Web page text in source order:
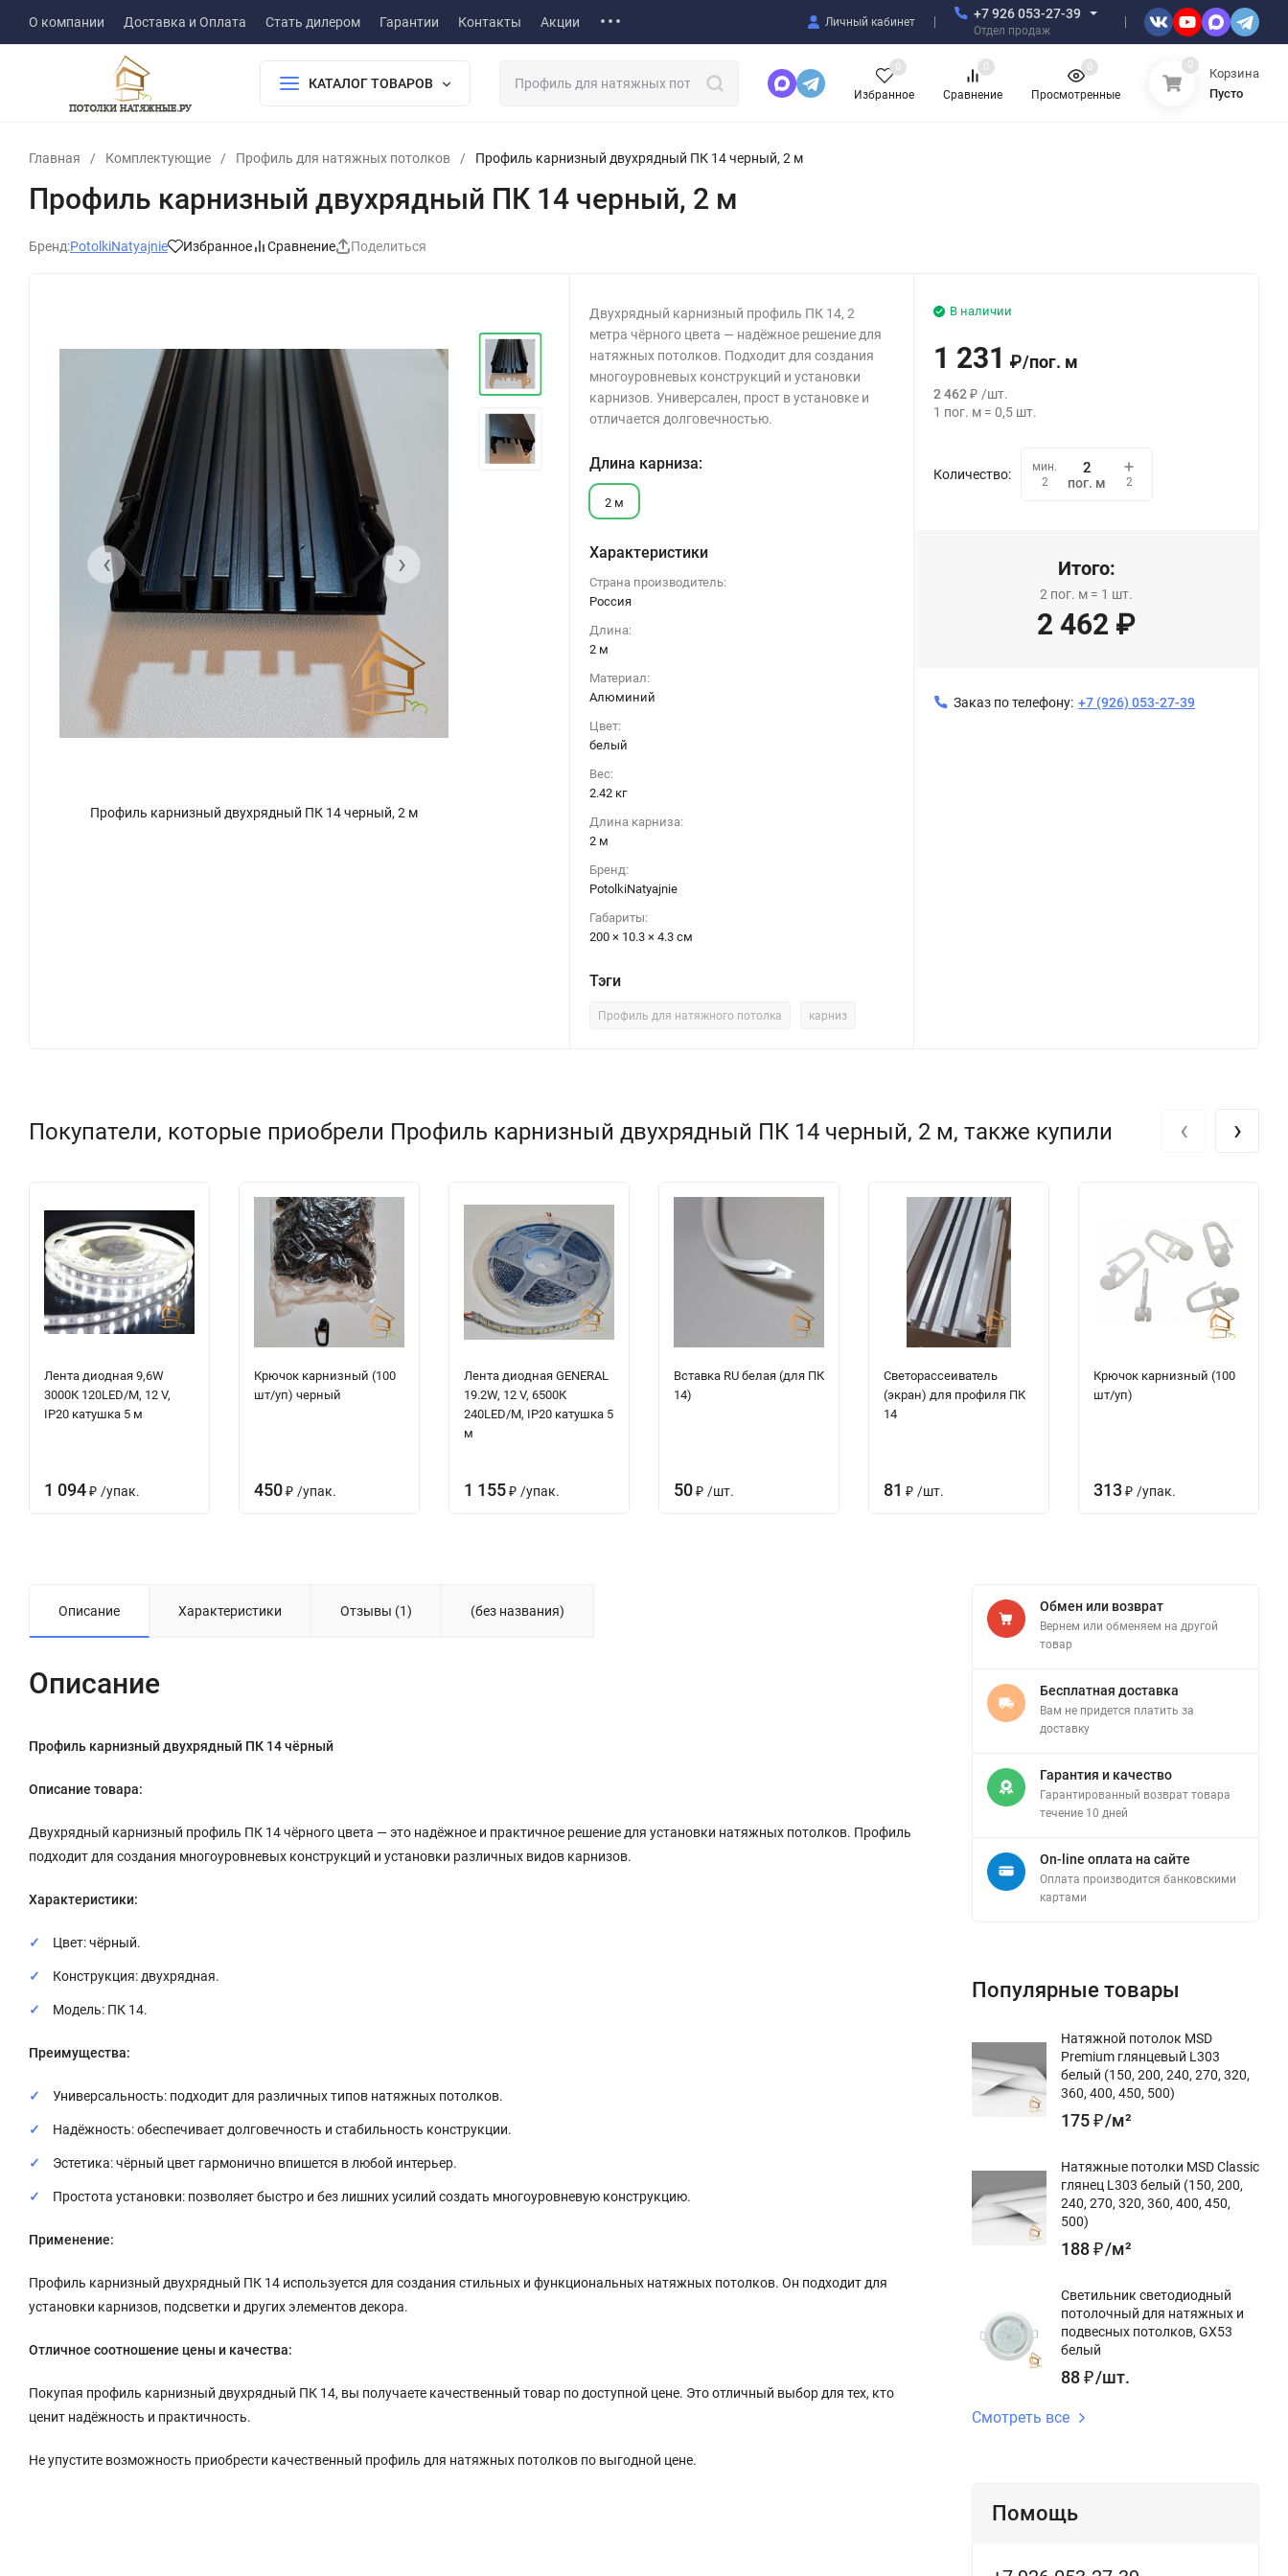
О компании Доставка и Оплата Стать дилером Гарантии Контакты Акции Личный кабинет
+7 926 053-27-39
Отдел продаж
КАТАЛОГ ТОВАРОВ
Избранное
0
Сравнение
0
Просмотренные
0 0
Корзина
Пусто
Главная / Комплектующие / Профиль для натяжных потолков / Профиль карнизный двухрядный ПК 14 черный, 2 м
Профиль карнизный двухрядный ПК 14 черный, 2 м
Бренд:PotolkiNatyajnie Избранное Сравнение Поделиться
Профиль карнизный двухрядный ПК 14 черный, 2 м
‹ ›
Двухрядный карнизный профиль ПК 14, 2
метра чёрного цвета — надёжное решение для
натяжных потолков. Подходит для создания
многоуровневых конструкций и установки
карнизов. Универсален, прост в установке и
отличается долговечностью.
Длина карниза:
2 м
Характеристики
Страна производитель:
Россия
Длина:
2 м
Материал:
Алюминий
Цвет:
белый
Вес:
2.42 кг
Длина карниза:
2 м
Бренд:
PotolkiNatyajnie
Габариты:
200 × 10.3 × 4.3 см
Тэги
Профиль для натяжного потолка карниз
В наличии
1 231 ₽/пог. м
2 462 ₽ /шт.
1 пог. м =0,5 шт.
Количество:
мин.
2
пог. м 2
Итого:
2 пог. м = 1 шт.
2 462 ₽
Заказ по телефону: +7 (926) 053-27-39
Покупатели, которые приобрели Профиль карнизный двухрядный ПК 14 черный, 2 м, также купили
Лента диодная 9,6W
3000К 120LED/M, 12 V,
IP20 катушка 5 м
1 094₽ /упак.
Крючок карнизный (100
шт/уп) черный
450₽ /упак.
Лента диодная GENERAL
19.2W, 12 V, 6500К
240LED/M, IP20 катушка 5
м
1 155₽ /упак.
Вставка RU белая (для ПК
14)
50₽ /шт.
Светорассеиватель
(экран) для профиля ПК
14
81 ₽ /шт.
Крючок карнизный (100
шт/уп)
313₽ /упак.
‹ ›
Описание Характеристики Отзывы (1) (без названия)
Описание
Профиль карнизный двухрядный ПК 14 чёрный
Описание товара:
Двухрядный карнизный профиль ПК 14 чёрного цвета — это надёжное и практичное решение для установки натяжных потолков. Профиль
подходит для создания многоуровневых конструкций и установки различных видов карнизов.
Характеристики:
Цвет: чёрный.
Конструкция: двухрядная.
Модель: ПК 14.
Преимущества:
Универсальность: подходит для различных типов натяжных потолков.
Надёжность: обеспечивает долговечность и стабильность конструкции.
Эстетика: чёрный цвет гармонично впишется в любой интерьер.
Простота установки: позволяет быстро и без лишних усилий создать многоуровневую конструкцию.
Применение:
Профиль карнизный двухрядный ПК 14 используется для создания стильных и функциональных натяжных потолков. Он подходит для
установки карнизов, подсветки и других элементов декора.
Отличное соотношение цены и качества:
Покупая профиль карнизный двухрядный ПК 14, вы получаете качественный товар по доступной цене. Это отличный выбор для тех, кто
ценит надёжность и практичность.
Не упустите возможность приобрести качественный профиль для натяжных потолков по выгодной цене.
Обмен или возврат
Вернем или обменяем на другой
товар
Бесплатная доставка
Вам не придется платить за
доставку
Гарантия и качество
Гарантированный возврат товара
течение 10 дней
On-line оплата на сайте
Оплата производится банковскими
картами
Популярные товары
Натяжной потолок MSD
Premium глянцевый L303
белый (150, 200, 240, 270, 320,
360, 400, 450, 500)
175₽/м²
Натяжные потолки MSD Classic
глянец L303 белый (150, 200,
240, 270, 320, 360, 400, 450,
500)
188₽/м²
Светильник светодиодный
потолочный для натяжных и
подвесных потолков, GX53
белый
88₽/шт.
Смотреть все
Помощь